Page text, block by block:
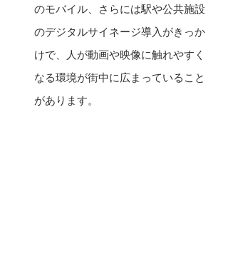
のモバイル、さらには駅や公共施設
のデジタルサイネージ導入がきっか
けで、人が動画や映像に触れやすく
なる環境が街中に広まっていること
があります。